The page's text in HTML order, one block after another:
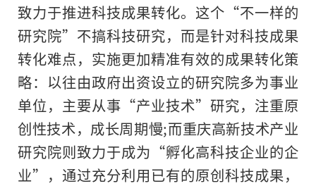
致力于推进科技成果转化。这个“不一样的
研究院”不搞科技研究，而是针对科技成果
转化难点，实施更加精准有效的成果转化策
略：以往由政府出资设立的研究院多为事业
单位，主要从事“产业技术”研究，注重原
创性技术，成长周期慢;而重庆高新技术产业
研究院则致力于成为“孵化高科技企业的企
业”，通过充分利用已有的原创科技成果，